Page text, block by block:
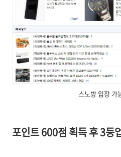
스노방 입장 가
포인트 600점 획득 후 3등